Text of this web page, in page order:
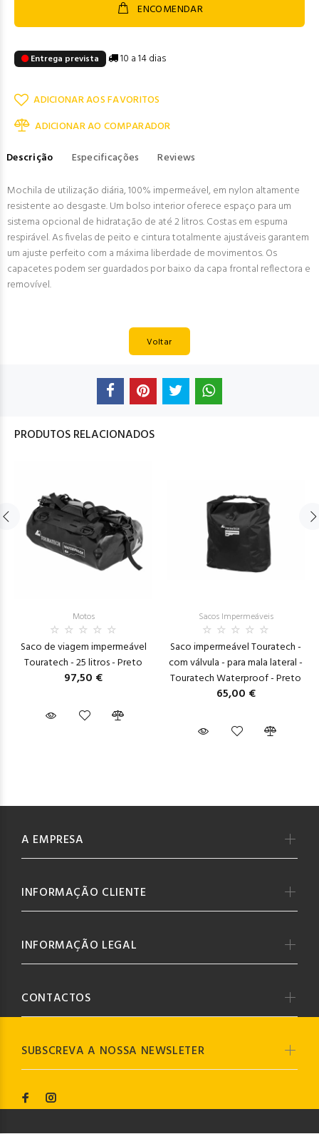
ENCOMENDAR
Entrega prevista 10 a 14 dias
ADICIONAR AOS FAVORITOS
ADICIONAR AO COMPARADOR
Descrição
Especificações
Reviews
Mochila de utilização diária, 100% impermeável, em nylon altamente
resistente ao desgaste. Um bolso interior oferece espaço para um
sistema opcional de hidratação de até 2 litros. Costas em espuma
respirável. As fivelas de peito e cintura totalmente ajustáveis garantem
um ajuste perfeito com a máxima liberdade de movimentos. Os
capacetes podem ser guardados por baixo da capa frontal reflectora e
removível.
Voltar
PRODUTOS RELACIONADOS
Motos
Saco de viagem impermeável
Touratech - 25 litros - Preto
97,50 €
Sacos Impermeáveis
Saco impermeável Touratech -
com válvula - para mala lateral -
Touratech Waterproof - Preto
65,00 €
SUBSCREVA A NOSSA NEWSLETER
A EMPRESA
INFORMAÇÃO CLIENTE
INFORMAÇÃO LEGAL
CONTACTOS